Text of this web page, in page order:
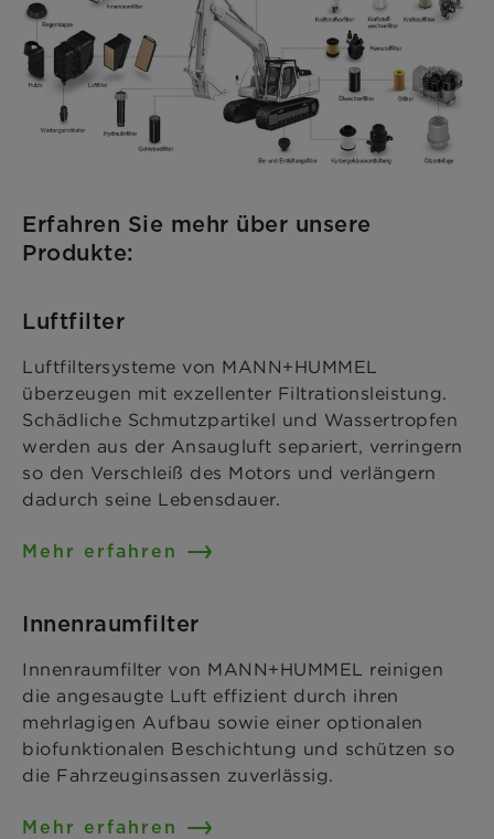
Erfahren Sie mehr über unsere
Produkte:
Luftfilter
Luftfiltersysteme von MANN+HUMMEL
überzeugen mit exzellenter Filtrationsleistung.
Schädliche Schmutzpartikel und Wassertropfen
werden aus der Ansaugluft separiert, verringern
so den Verschleiß des Motors und verlängern
dadurch seine Lebensdauer.
Mehr erfahren
Innenraumfilter
Innenraumfilter von MANN+HUMMEL reinigen
die angesaugte Luft effizient durch ihren
mehrlagigen Aufbau sowie einer optionalen
biofunktionalen Beschichtung und schützen so
die Fahrzeuginsassen zuverlässig.
Mehr erfahren